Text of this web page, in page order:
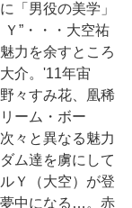
「男役の美学」
”・・・大空祐
力を余すところ
介。'11年宙
々すみ花、凰稀
ーム・ボー
々と異なる魅力
ム達を虜にして
Ｙ（大空）が登
中になる…。 赤